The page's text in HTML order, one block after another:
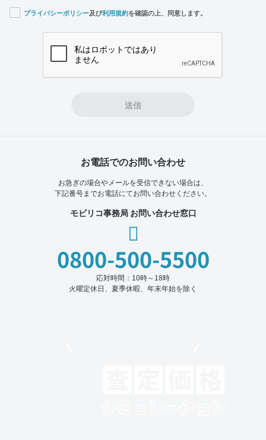
プライバシーポリシー及び利用規約を確認の上、同意します。
送信
お電話でのお問い合わせ
お急ぎの場合やメールを受信できない場合は、
下記番号までお電話にてお問い合わせください。
モビリコ事務局 お問い合わせ窓口
0800-500-5500
応対時間：10時～18時
火曜定休日、夏季休暇、年末年始を除く